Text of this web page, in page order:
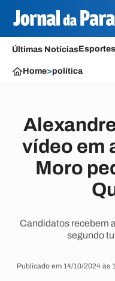
Últimas NotíciasEsportes
Home>política
vídeo em
Moro
Candidatos recebem
segundo
Publicado em 14/10/2024 às